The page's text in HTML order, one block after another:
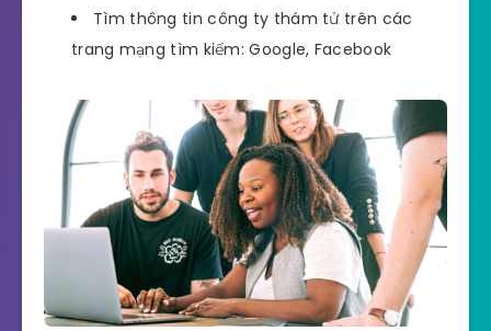
Tìm thông tin công ty thám tử trên các
trang mạng tìm kiếm: Google, Facebook